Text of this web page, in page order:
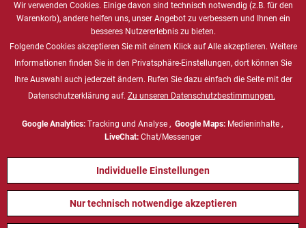
Industrie 4.0 / IIOT / Smart
Gesundheitswesen
Marine
Energie & Chemie, ATEX
Wir verwenden Cookies. Einige davon sind technisch notwendig (z.B. für den
Warenkorb), andere helfen uns, unser Angebot zu verbessern und Ihnen ein
besseres Nutzererlebnis zu bieten.
Folgende Cookies akzeptieren Sie mit einem Klick auf Alle akzeptieren. Weitere
Informationen finden Sie in den Privatsphäre-Einstellungen, dort können Sie
Ihre Auswahl auch jederzeit ändern. Rufen Sie dazu einfach die Seite mit der
Datenschutzerklärung auf. Zu unseren Datenschutzbestimmungen.
Google Analytics:Tracking und Analyse , Google Maps:Medieninhalte ,
LiveChat: Chat/Messenger
Individuelle Einstellungen
Nur technisch notwendige akzeptieren